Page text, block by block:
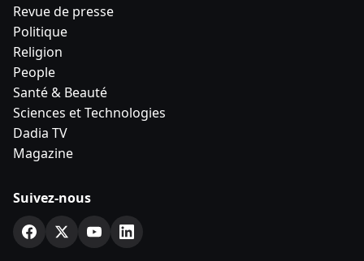
Revue de presse
Politique
Religion
People
Santé & Beauté
Sciences et Technologies
Dadia TV
Magazine
Suivez-nous